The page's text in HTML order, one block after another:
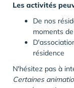
Les activités
De nos
moments
résidence
N'hésitez pas à
Certaines